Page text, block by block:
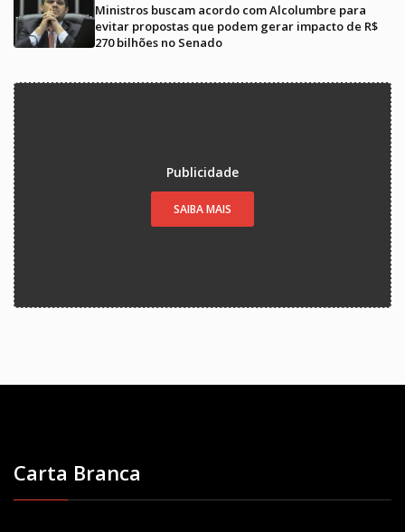
Ministros buscam acordo com Alcolumbre para
evitar propostas que podem gerar impacto de R$
270 bilhões no Senado
Publicidade
SAIBA MAIS
Carta Branca